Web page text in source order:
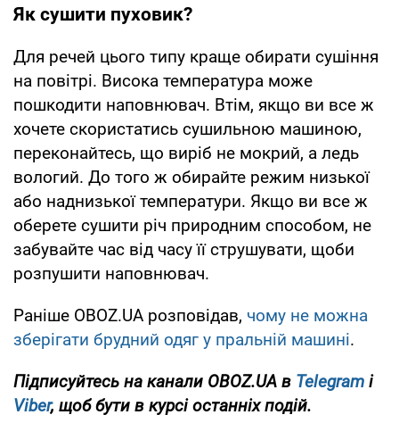
Як сушити пуховик?
Для речей цього типу краще обирати сушіння
на повітрі. Висока температура може
пошкодити наповнювач. Втім, якщо ви все ж
хочете скористатись сушильною машиною,
переконайтесь, що виріб не мокрий, а ледь
вологий. До того ж обирайте режим низької
або наднизької температури. Якщо ви все ж
оберете сушити річ природним способом, не
забувайте час від часу її струшувати, щоби
розпушити наповнювач.
Раніше OBOZ.UA розповідав, чому не можна
зберігати брудний одяг у пральній машині.
Підписуйтесь на канали OBOZ.UA в Telegram і
Viber, щоб бути в курсі останніх подій.